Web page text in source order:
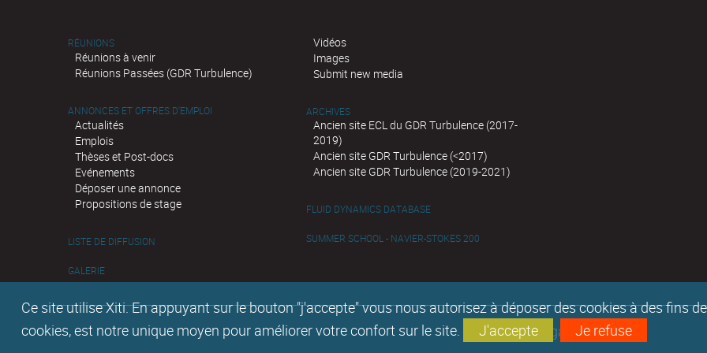
Ce site utilise Xiti. En appuyant sur le bouton "j'accepte" vous nous autorisez à déposer des cookies à des fins
cookies, est notre unique moyen pour améliorer votre confort sur le site.
J'accepte Je refuse
RÉUNIONS
Réunions à venir
Réunions Passées (GDR Turbulence)
ANNONCES ET OFFRES D'EMPLOI
Actualités
Emplois
Thèses et Post-docs
Evénements
Déposer une annonce
Propositions de stage
LISTE DE DIFFUSION
GALERIE
Vidéos
Images
Submit new media
ARCHIVES
Ancien site ECL du GDR Turbulence (2017-
2019)
Ancien site GDR Turbulence (<2017)
Ancien site GDR Turbulence (2019-2021)
FLUID DYNAMICS DATABASE
SUMMER SCHOOL - NAVIER-STOKES 200
Mentions légales